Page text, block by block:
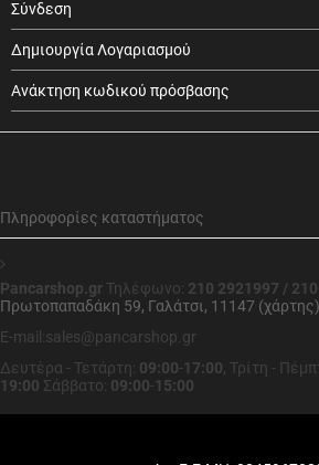
Σύνδεση
Δημιουργία Λογαριασμού
Ανάκτηση κωδικού πρόσβασης
Πληροφορίες καταστήματος
Pancarshop.gr Τηλέφωνο: 210 2921997 /
Πρωτοπαπαδάκη 59, Γαλάτσι, 11147 (χάρτης)
E-mail:sales@pancarshop.gr
Δευτέρα - Τετάρτη: 09:00-17:00, Τρίτη -
19:00 Σάββατο: 09:00-15:00